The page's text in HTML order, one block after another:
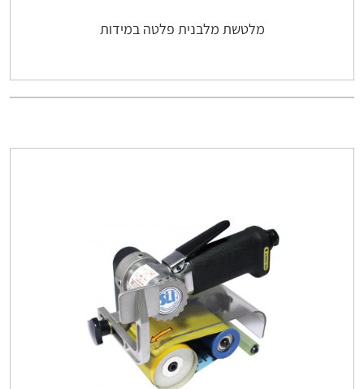
מלטשת מלבנית פלטה במידות